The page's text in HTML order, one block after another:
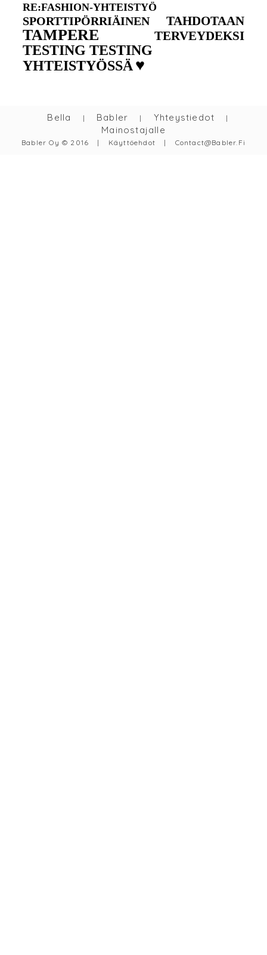
RE:FASHION-YHTEISTYÖ
SPORTTIPÖRRIÄINEN TAHDOTAAN
TAMPERE TERVEYDEKSI
TESTING TESTING
YHTEISTYÖSSÄ ♥
Bella | Babler | Yhteystiedot |
Mainostajalle
Babler Oy © 2016 | Käyttöehdot | Contact@babler.fi